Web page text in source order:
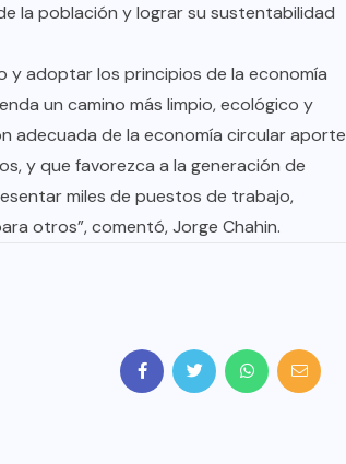
la población y lograr su sustentabilidad
y adoptar los principios de la economía
un camino más limpio, ecológico y
adecuada de la economía circular aporte
y que favorezca a la generación de
miles de puestos de trabajo,
otros”, comentó, Jorge Chahin.